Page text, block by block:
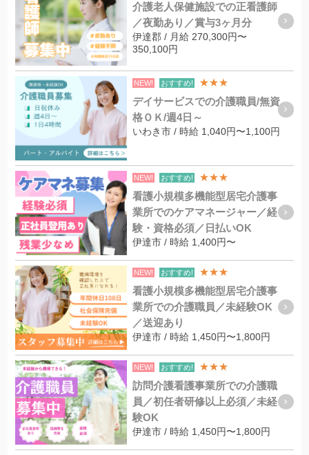
介護老人保健施設での正看護師
／夜勤あり／賞与3ヶ月分
伊達郡 / 月給 270,300円〜
350,100円
NEW! おすすめ! ★★★
デイサービスでの介護職員/無資
格ＯＫ/週4日～
いわき市 / 時給 1,040円〜1,100円
NEW! おすすめ! ★★★
看護小規模多機能型居宅介護事
業所でのケアマネージャー／経
験・資格必須／日払いOK
伊達市 / 時給 1,400円〜
NEW! おすすめ! ★★★
看護小規模多機能型居宅介護事
業所での介護職員／未経験OK
／送迎あり
伊達市 / 時給 1,450円〜1,800円
NEW! おすすめ! ★★★
訪問介護看護事業所での介護職
員／初任者研修以上必須／未経
験OK
伊達市 / 時給 1,450円〜1,800円